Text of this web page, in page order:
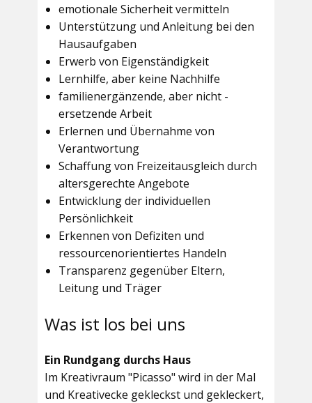
emotionale Sicherheit vermitteln
Unterstützung und Anleitung bei den
Hausaufgaben
Erwerb von Eigenständigkeit
Lernhilfe, aber keine Nachhilfe
familienergänzende, aber nicht -
ersetzende Arbeit
Erlernen und Übernahme von
Verantwortung
Schaffung von Freizeitausgleich durch
altersgerechte Angebote
Entwicklung der individuellen
Persönlichkeit
Erkennen von Defiziten und
ressourcenorientiertes Handeln
Transparenz gegenüber Eltern,
Leitung und Träger
Was ist los bei uns
Ein Rundgang durchs Haus
Im Kreativraum "Picasso" wird in der Mal
und Kreativecke gekleckst und gekleckert,